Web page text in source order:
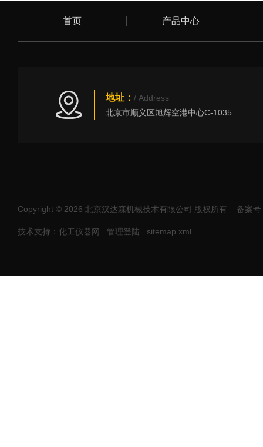
首页 产品中心
地址： / Address
北京市顺义区旭辉空港中心C-1035
Copyright © 2026 北京汉达森机械技术有限公司 版权所有 备案
技术支持：化工仪器网 管理登陆 sitemap.xml